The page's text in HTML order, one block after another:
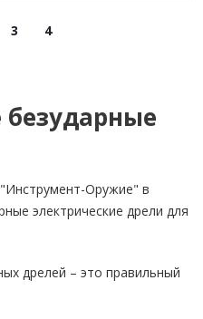
3 4
безударные
Оружие" в
электрические дрели для
дрелей – это правильный